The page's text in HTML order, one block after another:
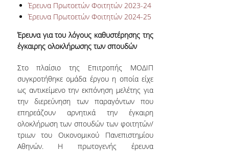
Έρευνα Πρωτοετών Φοιτητών 2023-24
Έρευνα Πρωτοετών Φοιτητών 2024-25
Έρευνα για του λόγους καθυστέρησης της
έγκαιρης ολοκλήρωσης των σπουδών
Στο πλαίσιο της Επιτροπής ΜΟΔΙΠ
συγκροτήθηκε ομάδα έργου η οποία είχε
ως αντικείμενο την εκπόνηση μελέτης για
την διερεύνηση των παραγόντων που
επηρεάζουν αρνητικά την έγκαιρη
ολοκλήρωση των σπουδών των φοιτητών/
τριων του Οικονομικού Πανεπιστημίου
Αθηνών. Η πρωτογενής έρευνα